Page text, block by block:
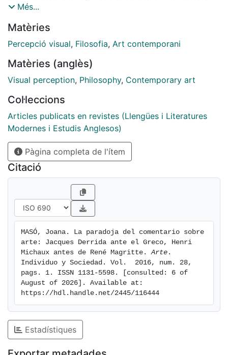
la segunda mitad del s.XX. De Michel Foucault a Gilles
Lebensztejn, este ensayo despliega distintas
concepciones y funciones de la crítica de arte a través
atención al ensayo de Henri Michaux sobre René
Magritte En rêvant à partir de peintures énigmatiques
Més...
Matèries
Percepció visual, Filosofia, Art contemporani
Matèries (anglès)
Visual perception, Philosophy, Contemporary art
Col·leccions
Articles publicats en revistes (Llengües i Literatures
Modernes i Estudis Anglesos)
Pàgina completa de l'ítem
Citació
MASÓ, Joana. La paradoja del comentario sobre
arte: Jacques Derrida ante el Greco, Henri
Michaux antes de René Magritte. Arte .
Individuo y Sociedad. Vol.  2016, num. 28,
pags. 1. ISSN 1131-5598. [consulted: 6 of
August of 2026]. Available at:
https://hdl.handle.net/2445/116444
Estadístiques